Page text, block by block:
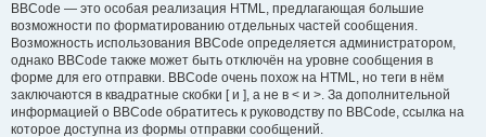
BBCode — это особая реализация HTML, предлагающая большие
возможности по форматированию отдельных частей сообщения.
Возможность использования BBCode определяется администратором,
однако BBCode также может быть отключён на уровне сообщения в
форме для его отправки. BBCode очень похож на HTML, но теги в нём
заключаются в квадратные скобки [ и ], а не в < и >. За дополнительной
информацией о BBCode обратитесь к руководству по BBCode, ссылка на
которое доступна из формы отправки сообщений.